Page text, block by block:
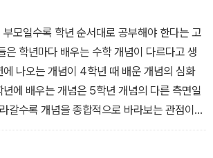
모일수록 학년 순서대로 공부해야 한다는 고
은 학년마다 배우는 수학 개념이 다르다고 생
나오는 개념이 4학년 때 배운 개념의 심화
에 배우는 개념은 5학년 개념의 다른 측면일
갈수록 개념을 종합적으로 바라보는 관점이
정만 반복적으로 복습하고 심화 학습을 하면
고 코끼리의 모습을 상상하는 우를 범할 수